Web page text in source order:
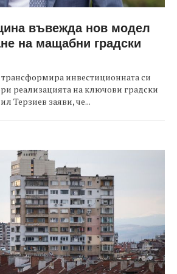
въвежда нов модел
на мащабни градски
инвестиционната си
реализацията на ключови градски
Терзиев заяви, че...